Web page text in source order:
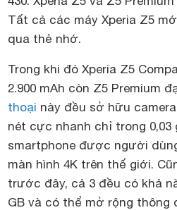
Tất cả các máy Xperia Z5
qua thẻ nhớ.
Trong khi đó Xperia Z5
2.900 mAh còn Z5 Premium
thoại này đều sở hữu
nét cực nhanh chỉ trong 0,03
smartphone được người
màn hình 4K trên thế giới.
trước đây, cả 3 đều có khả
GB và có thể mở rộng thông